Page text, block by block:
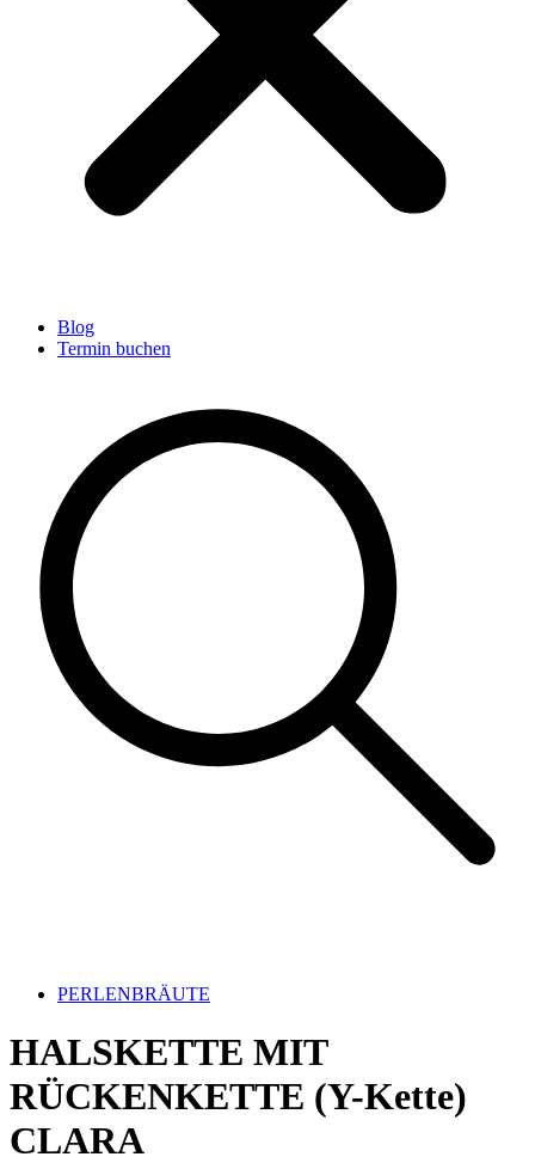
Blog
Termin buchen
PERLENBRÄUTE
HALSKETTE MIT
RÜCKENKETTE (Y-Kette)
CLARA